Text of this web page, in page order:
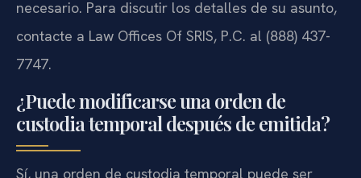
necesario. Para discutir los detalles de su asunto,
contacte a Law Offices Of SRIS, P.C. al (888) 437-
7747.
¿Puede modificarse una orden de
custodia temporal después de emitida?
Sí, una orden de custodia temporal puede ser